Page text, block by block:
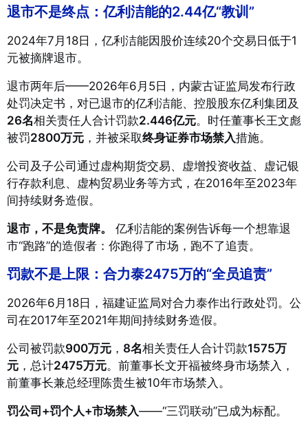
退市不是终点：亿利洁能的2.44亿“教训”
2024年7月18日，亿利洁能因股价连续20个交易日低于1
元被摘牌退市。
退市两年后——2026年6月5日，内蒙古证监局发布行政
处罚决定书，对已退市的亿利洁能、控股股东亿利集团及
26名相关责任人合计罚款2.446亿元。时任董事长王文彪
被罚2800万元 ，并被采取终身证券市场禁入措施。
公司及子公司通过虚构期货交易、虚增投资收益、虚记银
行存款利息、虚构贸易业务等方式，在2016年至2023年
间持续财务造假。
退市，不是免责牌。
亿利洁能的案例告诉每一个想靠退
市“跑路”的造假者：你跑得了市场，跑不了追责。
罚款不是上限：合力泰2475万的“全员追责”
2026年6月18日，福建证监局对合力泰作出行政处罚。公
司在2017年至2021年期间持续财务造假。
公司被罚款900万元 ， 8名相关责任人合计罚款1575万
元 ，总计2475万元。前董事长文开福被终身市场禁入，
前董事长兼总经理陈贵生被10年市场禁入 。
罚公司+罚个人+市场禁入——“三罚联动”已成为标配。